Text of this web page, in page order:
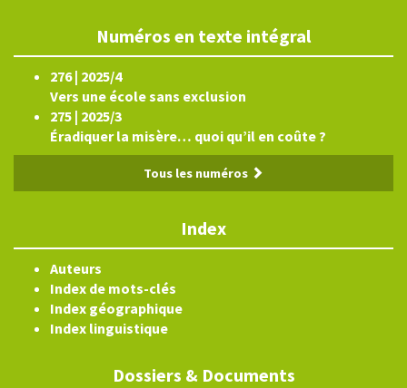
Numéros en texte intégral
276 | 2025/4
Vers une école sans exclusion
275 | 2025/3
Éradiquer la misère… quoi qu’il en coûte ?
Tous les numéros
Index
Auteurs
Index de mots-clés
Index géographique
Index linguistique
Dossiers & Documents